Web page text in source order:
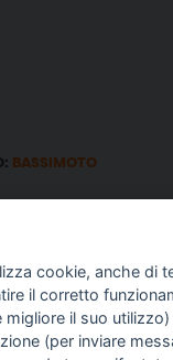
BASSIMOTO
cookie, anche di
il corretto
migliore il suo
(per inviare